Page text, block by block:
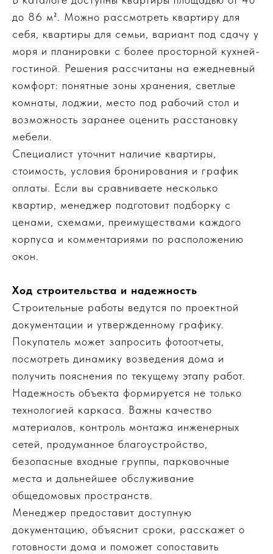
до 86 м². Можно рассмотреть квартиру для
себя, квартиры для семьи, вариант под сдачу у
моря и планировки с более просторной кухней-
гостиной. Решения рассчитаны на ежедневный
комфорт: понятные зоны хранения, светлые
комнаты, лоджии, место под рабочий стол и
возможность заранее оценить расстановку
мебели.
Специалист уточнит наличие квартиры,
стоимость, условия бронирования и график
оплаты. Если вы сравниваете несколько
квартир, менеджер подготовит подборку с
ценами, схемами, преимуществами каждого
корпуса и комментариями по расположению
окон.
Ход строительства и надежность
Строительные работы ведутся по проектной
документации и утвержденному графику.
Покупатель может запросить фотоотчеты,
посмотреть динамику возведения дома и
получить пояснения по текущему этапу работ.
Надежность объекта формируется не только
технологией каркаса. Важны качество
материалов, контроль монтажа инженерных
сетей, продуманное благоустройство,
безопасные входные группы, парковочные
места и дальнейшее обслуживание
общедомовых пространств.
Менеджер предоставит доступную
документацию, объяснит сроки, расскажет о
готовности дома и поможет сопоставить